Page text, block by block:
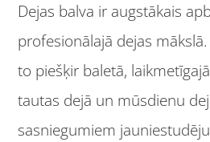
Dejas balva ir augstākais
profesionālajā dejas
to piešķir baletā,
tautas dejā un mūsdienu
sasniegumiem